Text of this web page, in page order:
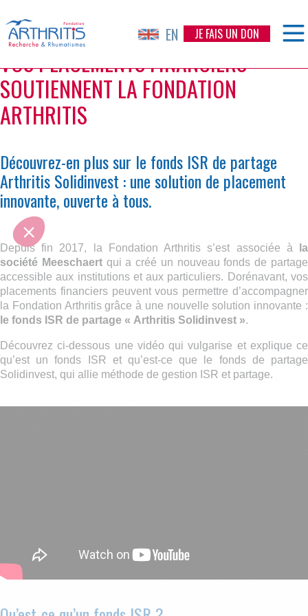
to
content
EN JE FAIS UN DON
Étiquette : meeschaert
VOS PLACEMENTS FINANCIERS
SOUTIENNENT LA FONDATION
ARTHRITIS
Découvrez-en plus sur le fonds ISR de partage
Arthritis Solidinvest : une solution de placement
innovante, ouverte à tous.
Depuis fin 2017, la Fondation Arthritis s’est associée à
la
société Meeschaertqui a créé un nouveau fonds de partage
accessible aux institutions et aux particuliers. Dorénavant, vos
placements financiers peuvent vous permettre d’accompagner
la Fondation Arthritis grâce à une nouvelle solution innovante :
le fonds ISR de partage « Arthritis Solidinvest ».
Découvrez ci-dessous une vidéo qui vulgarise et explique ce
qu’est un fonds ISR et qu’est-ce que le fonds de partage
Solidinvest, qui allie méthode de gestion ISR et partage.